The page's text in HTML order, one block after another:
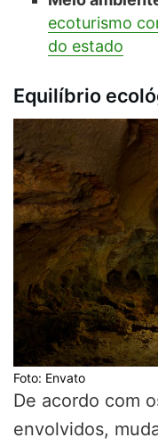
ecoturismo
do estado
Equilíbrio
Foto: Envato
De acordo com
envolvidos,